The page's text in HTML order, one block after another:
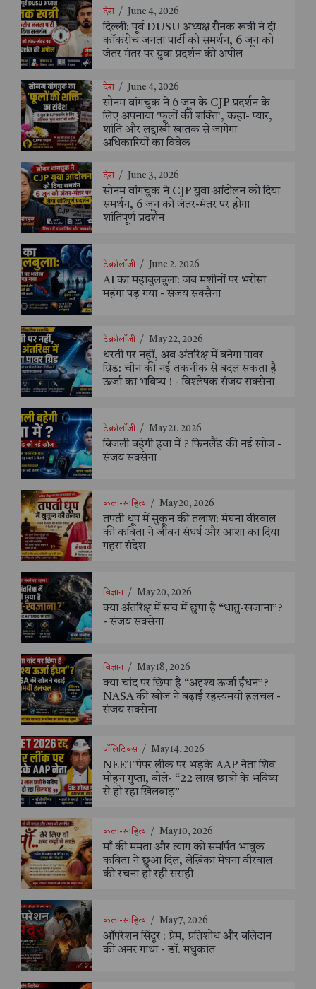
देश / June 4, 2026
दिल्ली: पूर्व DUSU अध्यक्ष रौनक खत्री ने दी
कॉकरोच जनता पार्टी को समर्थन, 6 जून को
जंतर मंतर पर युवा प्रदर्शन की अपील
देश / June 4, 2026
सोनम वांगचुक ने 6 जून के CJP प्रदर्शन के
लिए अपनाया 'फूलों की शक्ति', कहा- प्यार,
शांति और लद्दाखी खातक से जागेगा
अधिकारियों का विवेक
देश / June 3, 2026
सोनम वांगचुक ने CJP युवा आंदोलन को दिया
समर्थन, 6 जून को जंतर-मंतर पर होगा
शांतिपूर्ण प्रदर्शन
टेक्नोलॉजी / June 2, 2026
AI का महाबुलबुला: जब मशीनों पर भरोसा
महंगा पड़ गया - संजय सक्सैना
टेक्नोलॉजी / May 22, 2026
धरती पर नहीं, अब अंतरिक्ष में बनेगा पावर
ग्रिड: चीन की नई तकनीक से बदल सकता है
ऊर्जा का भविष्य ! - विश्लेषक संजय सक्सेना
टेक्नोलॉजी / May 21, 2026
बिजली बहेगी हवा में ? फिनलैंड की नई खोज -
संजय सक्सेना
कला-साहित्य / May 20, 2026
तपती धूप में सुकून की तलाश: मेघना वीरवाल
की कविता ने जीवन संघर्ष और आशा का दिया
गहरा संदेश
विज्ञान / May 20, 2026
क्या अंतरिक्ष में सच में छुपा है “धातु-खजाना”?
- संजय सक्सेना
विज्ञान / May 18, 2026
क्या चांद पर छिपा है “अदृश्य ऊर्जा ईंधन”?
NASA की खोज ने बढ़ाई रहस्यमयी हलचल -
संजय सक्सेना
पॉलिटिक्स / May 14, 2026
NEET पेपर लीक पर भड़के AAP नेता शिव
मोहन गुप्ता, बोले- “22 लाख छात्रों के भविष्य
से हो रहा खिलवाड़”
कला-साहित्य / May 10, 2026
माँ की ममता और त्याग को समर्पित भावुक
कविता ने छुआ दिल, लेखिका मेघना वीरवाल
की रचना हो रही सराही
कला-साहित्य / May 7, 2026
ऑपरेशन सिंदूर : प्रेम, प्रतिशोध और बलिदान
की अमर गाथा - डॉ. मधुकांत